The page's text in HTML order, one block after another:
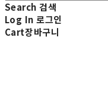
Search 검색
Log In 로그인
Cart장바구니